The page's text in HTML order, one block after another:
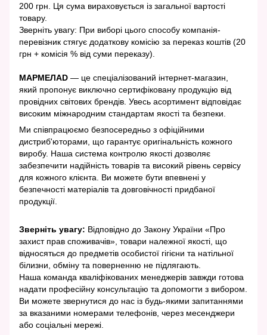
200 грн. Ця сума вираховується із загальної вартості
товару.
Зверніть увагу: При виборі цього способу компанія-
перевізник стягує додаткову комісію за переказ коштів (20
грн + комісія % від суми переказу).
МАРМЕЛАD — це спеціалізований інтернет-магазин,
який пропонує виключно сертифіковану продукцію від
провідних світових брендів. Увесь асортимент відповідає
високим міжнародним стандартам якості та безпеки.
Ми співпрацюємо безпосередньо з офіційними
дистриб'юторами, що гарантує оригінальність кожного
виробу. Наша система контролю якості дозволяє
забезпечити надійність товарів та високий рівень сервісу
для кожного клієнта. Ви можете бути впевнені у
безпечності матеріалів та довговічності придбаної
продукції.
Зверніть увагу: Відповідно до Закону України «Про
захист прав споживачів», товари належної якості, що
відносяться до предметів особистої гігієни та натільної
білизни, обміну та поверненню не підлягають.
Наша команда кваліфікованих менеджерів завжди готова
надати професійну консультацію та допомогти з вибором.
Ви можете звернутися до нас із будь-якими запитаннями
за вказаними номерами телефонів, через месенджери
або соціальні мережі.